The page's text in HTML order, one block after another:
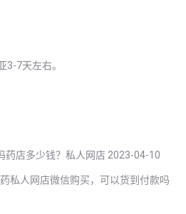
3-7天左右。
药店多少钱？私人网店 2023-04-10
私人网店微信购买，可以货到付款吗